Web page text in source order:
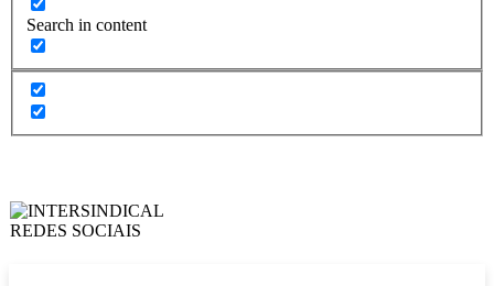
Search in content